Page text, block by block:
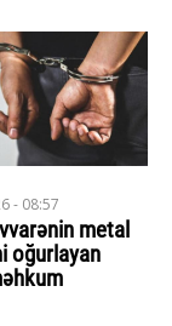
- 08:57
metal
oğurlayan